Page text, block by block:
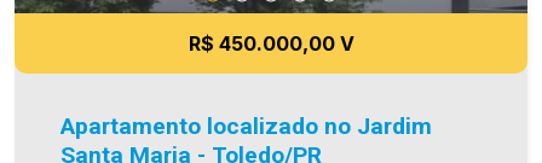
R$ 450.000,00 V
Apartamento localizado no Jardim
Santa Maria - Toledo/PR